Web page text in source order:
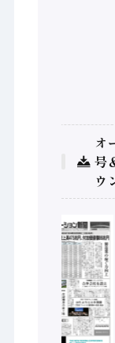
オ
号
ウ